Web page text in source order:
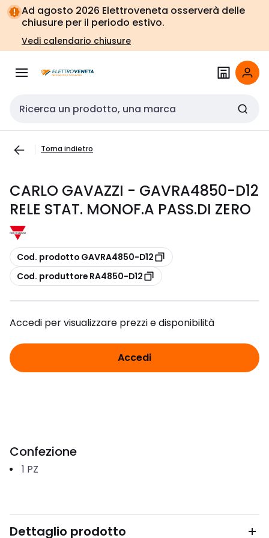
Vai alla
navigazione
Vai
alla
pagina
Ad agosto 2026 Elettroveneta osserverà delle
chiusure per il periodo estivo.
Vedi calendario chiusure
Cerca input
Torna indietro
CARLO GAVAZZI - GAVRA4850-D12
RELE STAT. MONOF.A PASS.DI ZERO
copia
Cod. prodotto GAVRA4850-D12
copia
Cod. produttore RA4850-D12
Accedi per visualizzare prezzi e disponibilità
Accedi
Confezione
1 PZ
Dettaglio prodotto